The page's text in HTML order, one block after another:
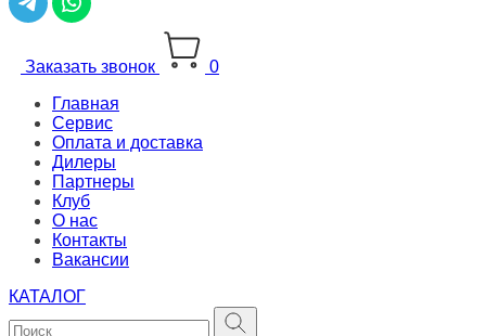
Заказать звонок
0
Главная
Сервис
Оплата и доставка
Дилеры
Партнеры
Клуб
О нас
Контакты
Вакансии
КАТАЛОГ